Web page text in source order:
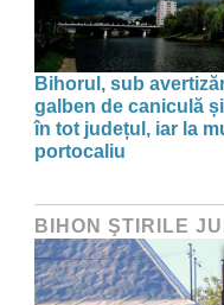
Bihorul, sub
galben de caniculă
în tot județul, iar la
portocaliu
BIHON ŞTIRILE